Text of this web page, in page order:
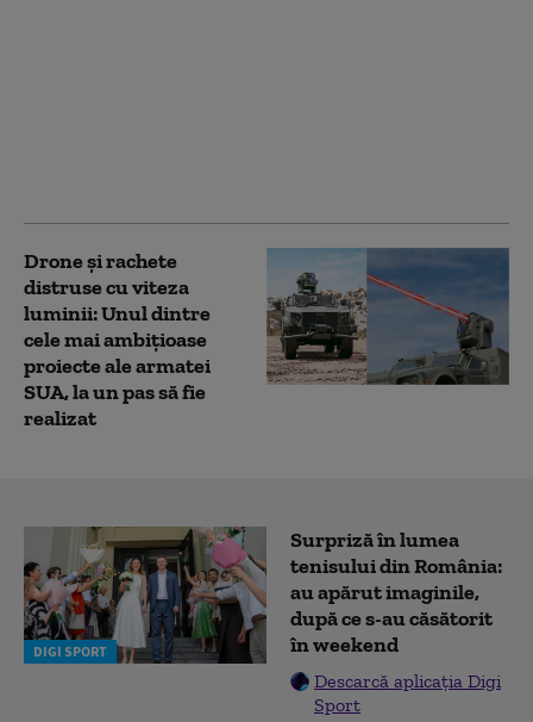
Drone și rachete
distruse cu viteza
luminii: Unul dintre
cele mai ambițioase
proiecte ale armatei
SUA, la un pas să fie
realizat
DIGI SPORT
Surpriză în lumea
tenisului din România:
au apărut imaginile,
după ce s-au căsătorit
în weekend
Descarcă aplicația Digi
Sport